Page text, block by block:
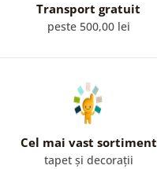
Transport gratuit
peste 500,00 lei
Cel mai vast sortiment
tapet și decorații